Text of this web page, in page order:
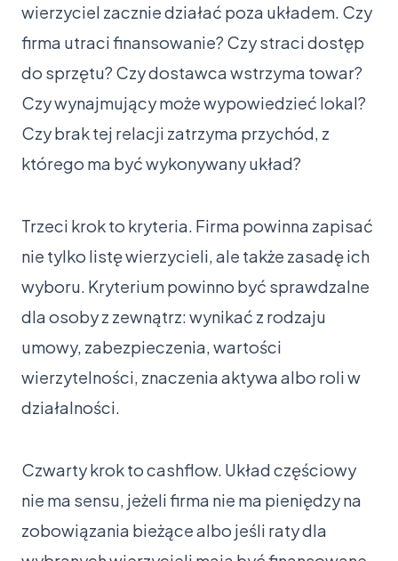
wierzyciel zacznie działać poza układem. Czy
firma utraci finansowanie? Czy straci dostęp
do sprzętu? Czy dostawca wstrzyma towar?
Czy wynajmujący może wypowiedzieć lokal?
Czy brak tej relacji zatrzyma przychód, z
którego ma być wykonywany układ?
Trzeci krok to kryteria. Firma powinna zapisać
nie tylko listę wierzycieli, ale także zasadę ich
wyboru. Kryterium powinno być sprawdzalne
dla osoby z zewnątrz: wynikać z rodzaju
umowy, zabezpieczenia, wartości
wierzytelności, znaczenia aktywa albo roli w
działalności.
Czwarty krok to cashflow. Układ częściowy
nie ma sensu, jeżeli firma nie ma pieniędzy na
zobowiązania bieżące albo jeśli raty dla